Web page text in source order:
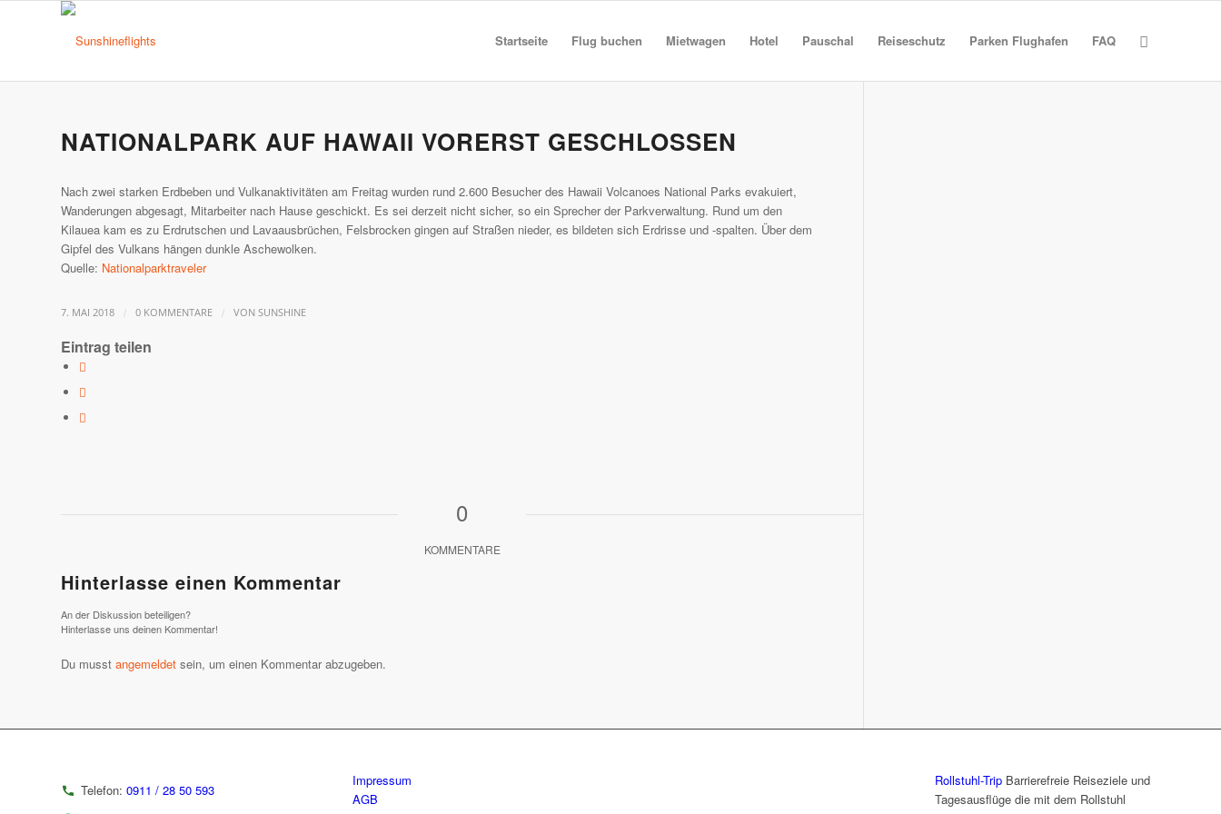
Startseite Flug buchen Mietwagen Hotel Pauschal Reiseschutz Parken Flughafen FAQ
NATIONALPARK AUF HAWAII VORERST GESCHLOSSEN
Nach zwei starken Erdbeben und Vulkanaktivitäten am Freitag wurden rund 2.600 Besucher des Hawaii Volcanoes National Parks evakuiert,
Wanderungen abgesagt, Mitarbeiter nach Hause geschickt. Es sei derzeit nicht sicher, so ein Sprecher der Parkverwaltung. Rund um den
Kilauea kam es zu Erdrutschen und Lavaausbrüchen, Felsbrocken gingen auf Straßen nieder, es bildeten sich Erdrisse und -spalten. Über dem
Gipfel des Vulkans hängen dunkle Aschewolken.
Quelle: Nationalparktraveler
7. MAI 2018 / 0 KOMMENTARE / VON SUNSHINE
Eintrag teilen
0
KOMMENTARE
Hinterlasse einen Kommentar
An der Diskussion beteiligen?
Hinterlasse uns deinen Kommentar!
Du musst angemeldet sein, um einen Kommentar abzugeben.
Telefon: 0911 / 28 50 593
Impressum
AGB
Rollstuhl-TripBarrierefreie Reiseziele und
Tagesausflüge die mit dem Rollstuhl